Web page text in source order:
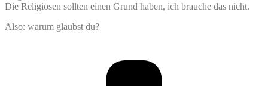
Die Religiösen sollten einen Grund haben, ich brauche das nicht.
Also: warum glaubst du?